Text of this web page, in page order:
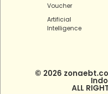
Voucher
Artificial
Intelligence
© 2026
ALL